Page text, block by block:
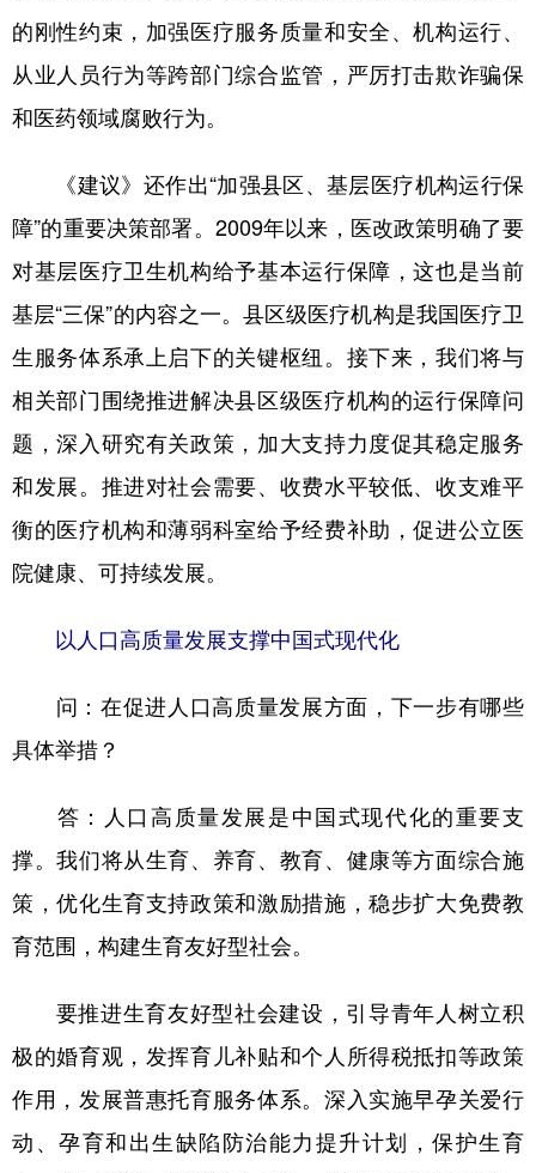
的刚性约束，加强医疗服务质量和安全、机构运行、
从业人员行为等跨部门综合监管，严厉打击欺诈骗保
和医药领域腐败行为。
《建议》还作出“加强县区、基层医疗机构运行保
障”的重要决策部署。2009年以来，医改政策明确了要
对基层医疗卫生机构给予基本运行保障，这也是当前
基层“三保”的内容之一。县区级医疗机构是我国医疗卫
生服务体系承上启下的关键枢纽。接下来，我们将与
相关部门围绕推进解决县区级医疗机构的运行保障问
题，深入研究有关政策，加大支持力度促其稳定服务
和发展。推进对社会需要、收费水平较低、收支难平
衡的医疗机构和薄弱科室给予经费补助，促进公立医
院健康、可持续发展。
以人口高质量发展支撑中国式现代化
问：在促进人口高质量发展方面，下一步有哪些
具体举措？
答：人口高质量发展是中国式现代化的重要支
撑。我们将从生育、养育、教育、健康等方面综合施
策，优化生育支持政策和激励措施，稳步扩大免费教
育范围，构建生育友好型社会。
要推进生育友好型社会建设，引导青年人树立积
极的婚育观，发挥育儿补贴和个人所得税抵扣等政策
作用，发展普惠托育服务体系。深入实施早孕关爱行
动、孕育和出生缺陷防治能力提升计划，保护生育